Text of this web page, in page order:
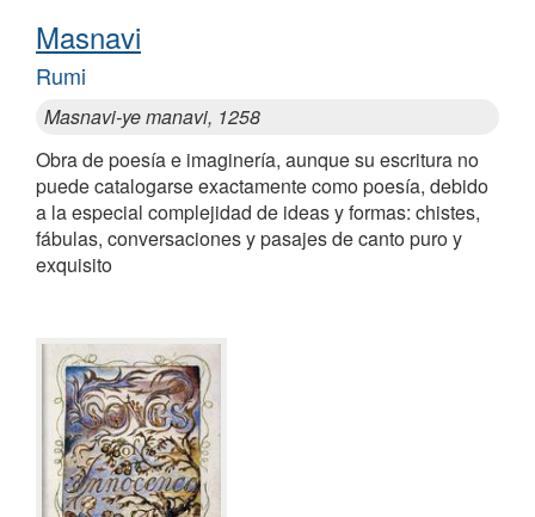
Masnavi
Rumi
Masnavi-ye manavi, 1258
Obra de poesía e imaginería, aunque su escritura no
puede catalogarse exactamente como poesía, debido
a la especial complejidad de ideas y formas: chistes,
fábulas, conversaciones y pasajes de canto puro y
exquisito